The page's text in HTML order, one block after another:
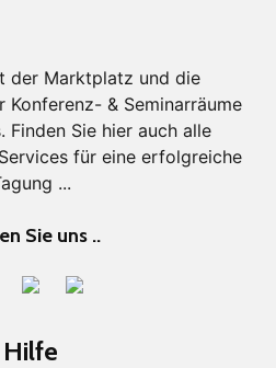
der Marktplatz und die
& Seminarräume
Finden Sie hier auch alle
für eine erfolgreiche
...
Sie uns ..
Hilfe